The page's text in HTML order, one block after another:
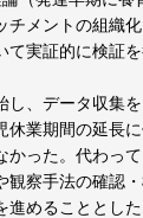
チメントの組織
て実証的に検証
し、データ収集
休業期間の延長
かった。代わっ
察手法の確認・
進めることとし